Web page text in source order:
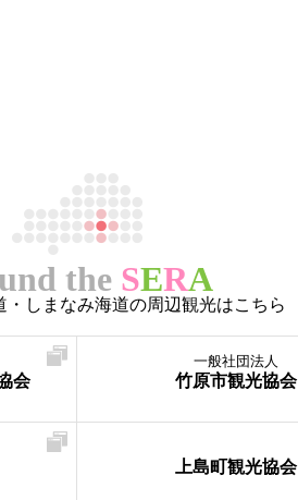
the SERA
・しまなみ海道の周辺観光はこちら
会
一般社団法人
竹原市観光協会
上島町観光協会